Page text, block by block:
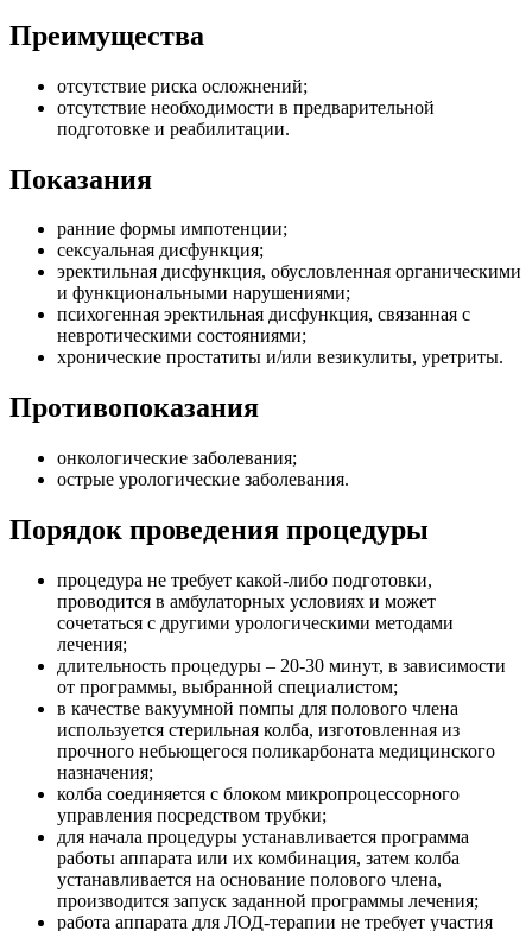
Преимущества
отсутствие риска осложнений;
отсутствие необходимости в предварительной
подготовке и реабилитации.
Показания
ранние формы импотенции;
сексуальная дисфункция;
эректильная дисфункция, обусловленная органическими
и функциональными нарушениями;
психогенная эректильная дисфункция, связанная с
невротическими состояниями;
хронические простатиты и/или везикулиты, уретриты.
Противопоказания
онкологические заболевания;
острые урологические заболевания.
Порядок проведения процедуры
процедура не требует какой-либо подготовки,
проводится в амбулаторных условиях и может
сочетаться с другими урологическими методами
лечения;
длительность процедуры – 20-30 минут, в зависимости
от программы, выбранной специалистом;
в качестве вакуумной помпы для полового члена
используется стерильная колба, изготовленная из
прочного небьющегося поликарбоната медицинского
назначения;
колба соединяется с блоком микропроцессорного
управления посредством трубки;
для начала процедуры устанавливается программа
работы аппарата или их комбинация, затем колба
устанавливается на основание полового члена,
производится запуск заданной программы лечения;
работа аппарата для ЛОД-терапии не требует участия